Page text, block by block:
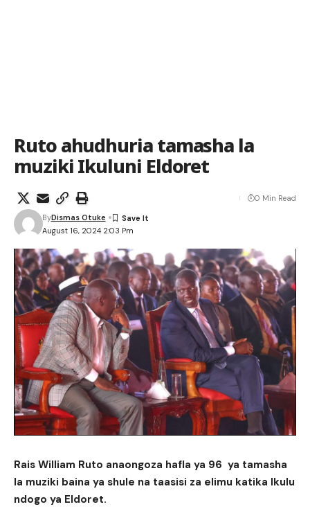
Ruto ahudhuria tamasha la
muziki Ikuluni Eldoret
August 16, 2024 2:03 Pm
ByDismas Otuke
0 Min Read
Rais William Ruto anaongoza hafla ya 96 ya tamasha
la muziki baina ya shule na taasisi za elimu katika Ikulu
ndogo ya Eldoret.